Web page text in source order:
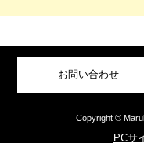
お問い合わせ
Copyright ©
PCサ